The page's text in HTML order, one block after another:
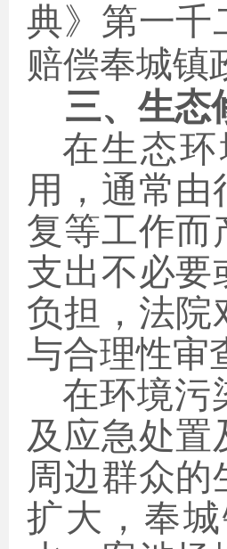
典》 第一千
赔偿奉城镇
三、生态
在生态
用，通常
复等工作而
支出不必要
负担，法院
与合理性审
在环境污
及应急处置
周边群众
扩大，奉